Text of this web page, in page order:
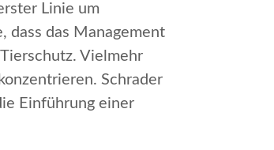
Linie um
dass das Management
Vielmehr
Schrader
Einführung einer